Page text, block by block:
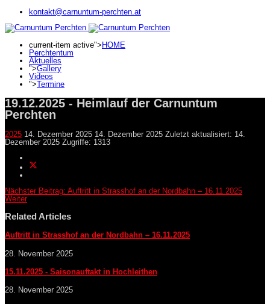
kontakt@carnuntum-perchten.at
current-item active"> HOME
Perchtentum
Aktuelles
">Gallery
Videos
">Termine
19.12.2025 - Heimlauf der Carnuntum
Perchten
2025 14. Dezember 2025 14. Dezember 2025 Zuletzt aktualisiert: 14.
Dezember 2025 Zugriffe: 1313
Nächster Beitrag: Auftritt in Strasshof an der Nordbahn – 16.11.2025
Weiter
Related Articles
Auftritt in Strasshof an der Nordbahn – 16.11.2025
28. November 2025
15.11.2025 - Saisonauftakt in Hochleithen
28. November 2025